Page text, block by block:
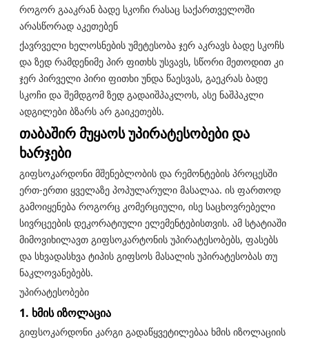
როგორ გააკრან ბადე სკოჩი რასაც საქართველოში
არასწორად აკეთებენ
ქავრველი ხელოსნების უმეტესობა ჯერ აკრავს ბადე სკოჩს
და ზედ რამდენიმე პირ ფითხს უსვავს, სწორი მეთოდით კი
ჯერ პირველი პირი ფითხი უნდა წაესვას, გაეკრას ბადე
სკოჩი და შემდგომ ზედ გადაიშპაკლოს, ასე ნაშპაკლი
ადგილები ბზარს არ გაიკეთებს.
თაბაშირ მუყაოს უპირატესობები და
ხარჯები
გიფსოკარდონი მშენებლობის და რემონტების პროცესში
ერთ-ერთი ყველაზე პოპულარული მასალაა. ის ფართოდ
გამოიყენება როგორც კომერციული, ისე საცხოვრებელი
სივრცეების დეკორატიული ელემენტებისთვის. ამ სტატიაში
მიმოვიხილავთ გიფსოკარტონის უპირატესობებს, ფასებს
და სხვადასხვა ტიპის გიფსოს მასალის უპირატესობას თუ
ნაკლოვანებებს.
უპირატესობები
1. ხმის იზოლაცია
გიფსოკარდონი კარგი გადაწყვეტილებაა ხმის იზოლაციის